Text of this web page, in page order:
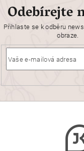
Odebírejte
Přihlaste se k odběru
obraze.